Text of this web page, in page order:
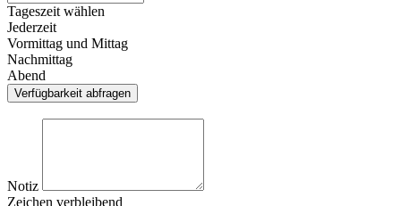
Tageszeit wählen
Jederzeit
Vormittag und Mittag
Nachmittag
Abend
Verfügbarkeit abfragen
Notiz
Zeichen verbleibend